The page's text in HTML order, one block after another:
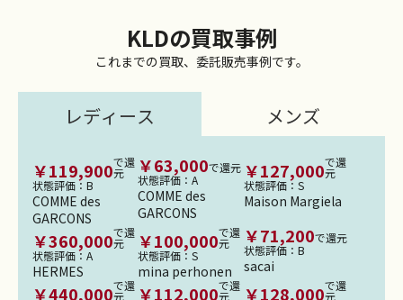
KLDの買取事例
これまでの買取、委託販売事例です。
レディース メンズ
￥119,900で還
元
状態評価： B
COMME des
GARCONS
￥63,000で還元
状態評価：A
COMME des
GARCONS
￥127,000で還
元
状態評価： S
Maison Margiela
￥360,000で還
元
状態評価： A
HERMES
￥100,000で還
元
状態評価：S
mina perhonen
￥71,200で還元
状態評価： B
sacai
￥440,000で還
元
￥112,000で還
元
￥128,000で還
元